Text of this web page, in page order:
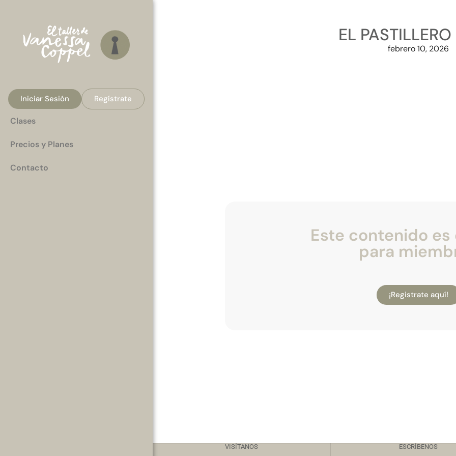
Iniciar Sesión Regístrate
Clases
Precios y Planes
Contacto
EL
febrero 10, 2026
Este contenido es
para
¡Registrate aquí!
VISÍTANOS ESCRÍBENOS